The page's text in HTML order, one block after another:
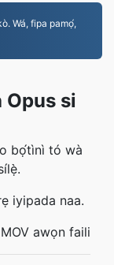
Wá, fipa pamọ́,
Opus si
bọ́tìnì tó wà
iyipada naa.
awọn faili